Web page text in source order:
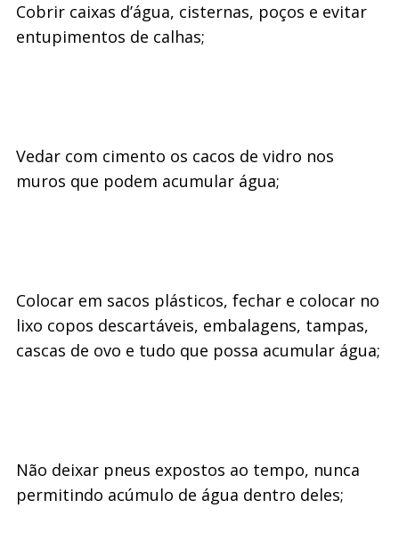
Cobrir caixas d’água, cisternas, poços e evitar
entupimentos de calhas;
Vedar com cimento os cacos de vidro nos
muros que podem acumular água;
Colocar em sacos plásticos, fechar e colocar no
lixo copos descartáveis, embalagens, tampas,
cascas de ovo e tudo que possa acumular água;
Não deixar pneus expostos ao tempo, nunca
permitindo acúmulo de água dentro deles;